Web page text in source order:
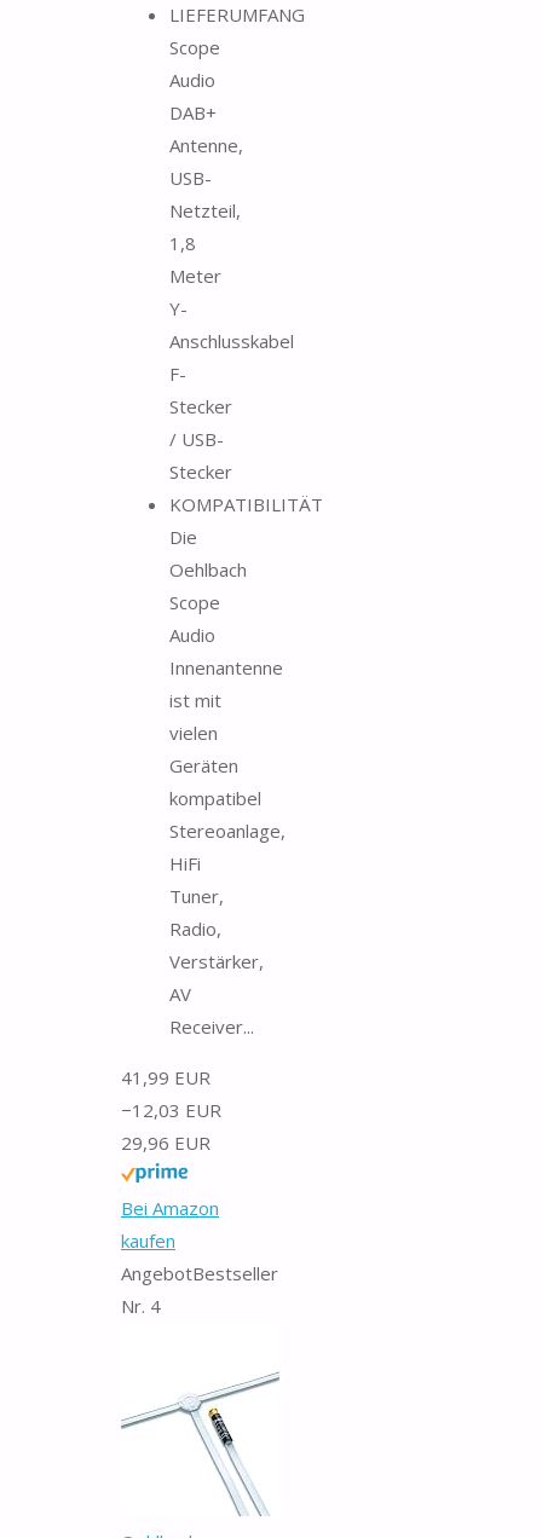
LIEFERUMFANG
Scope
Audio
DAB+
Antenne,
USB-
Netzteil,
1,8
Meter
Y-
Anschlusskabel
F-
Stecker
/ USB-
Stecker
KOMPATIBILITÄT
Die
Oehlbach
Scope
Audio
Innenantenne
ist mit
vielen
Geräten
kompatibel
Stereoanlage,
HiFi
Tuner,
Radio,
Verstärker,
AV
Receiver...
41,99 EUR
−12,03 EUR
29,96 EUR
Bei Amazon
kaufen
AngebotBestseller
Nr. 4